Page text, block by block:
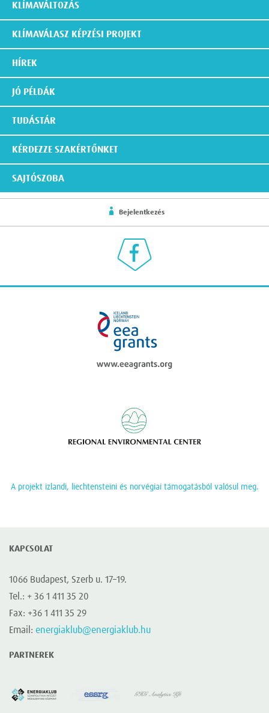
KLÍMAVÁLTOZÁS
KLÍMAVÁLASZ KÉPZÉSI PROJEKT
HÍREK
JÓ PÉLDÁK
TUDÁSTÁR
KÉRDEZZE SZAKÉRTŐNKET
SAJTÓSZOBA
Bejelentkezés
A projekt izlandi, liechtensteini és norvégiai támogatásból valósul meg.
KAPCSOLAT
1066 Budapest, Szerb u. 17–19.
Tel.: + 36 1 411 35 20
Fax: +36 1 411 35 29
Email: energiaklub@energiaklub.hu
PARTNEREK